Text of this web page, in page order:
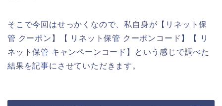
そこで今回はせっかくなので、私自身が【リネット保
管 クーポン】【 リネット保管 クーポンコード】【 リ
ネット保管 キャンペーンコード】という感じで調べた
結果を記事にさせていただきます。